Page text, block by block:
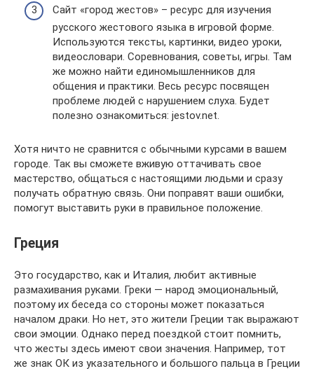
Сайт «город жестов» – ресурс для изучения
русского жестового языка в игровой форме.
Используются тексты, картинки, видео уроки,
видеословари. Соревнования, советы, игры. Там
же можно найти единомышленников для
общения и практики. Весь ресурс посвящен
проблеме людей с нарушением слуха. Будет
полезно ознакомиться: jestov.net.
Хотя ничто не сравнится с обычными курсами в вашем
городе. Так вы сможете вживую оттачивать свое
мастерство, общаться с настоящими людьми и сразу
получать обратную связь. Они поправят ваши ошибки,
помогут выставить руки в правильное положение.
Греция
Это государство, как и Италия, любит активные
размахивания руками. Греки — народ эмоциональный,
поэтому их беседа со стороны может показаться
началом драки. Но нет, это жители Греции так выражают
свои эмоции. Однако перед поездкой стоит помнить,
что жесты здесь имеют свои значения. Например, тот
же знак ОК из указательного и большого пальца в Греции